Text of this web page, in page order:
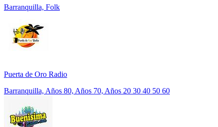
Barranquilla, Folk
Puerta de Oro Radio
Barranquilla, Años 80, Años 70, Años 20 30 40 50 60